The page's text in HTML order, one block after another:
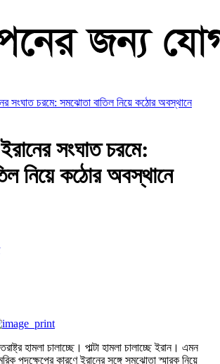
সংঘাত চরমে: সমঝোতা বাতিল নিয়ে কঠোর অবস্থানে
সংঘাত চরমে:
নিয়ে কঠোর অবস্থানে
হামলা চালাচ্ছে। পাল্টা হামলা চালাচ্ছে ইরান। এমন
পদক্ষেপের কারণে ইরানের সঙ্গে সমঝোতা স্মারক নিয়ে